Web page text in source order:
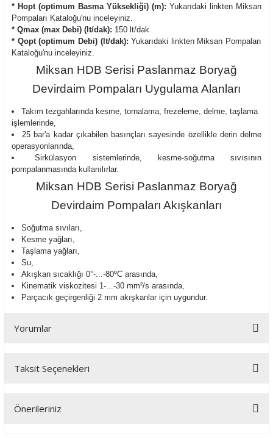
* Hopt (optimum Basma Yüksekliği) (m): Yukarıdaki linkten Miksan
Pompaları Kataloğu'nu inceleyiniz.
* Qmax (max Debi) (lt/dak): 150 lt/dak
* Qopt (optimum Debi) (lt/dak): Yukarıdaki linkten Miksan Pompaları
Kataloğu'nu inceleyiniz.
Miksan HDB Serisi Paslanmaz Boryağ
Devirdaim Pompaları Uygulama Alanları
Takım tezgahlarında kesme, tornalama, frezeleme, delme, taşlama
işlemlerinde,
25 bar'a kadar çıkabilen basınçları sayesinde özellikle derin delme
operasyonlarında,
Sirkülasyon sistemlerinde, kesme-soğutma sıvısının
pompalanmasında kullanılırlar.
Miksan HDB Serisi Paslanmaz Boryağ
Devirdaim Pompaları Akışkanları
Soğutma sıvıları,
Kesme yağları,
Taşlama yağları,
Su,
Akışkan sıcaklığı0°-...-80ºC arasında,
Kinematik viskozitesi 1-...-30 mm²/s arasında,
Parçacık geçirgenliği 2 mmakışkanlar için uygundur.
Yorumlar
Bu ürüne ilk yorumu siz yapın!
Taksit Seçenekleri
Önerileriniz